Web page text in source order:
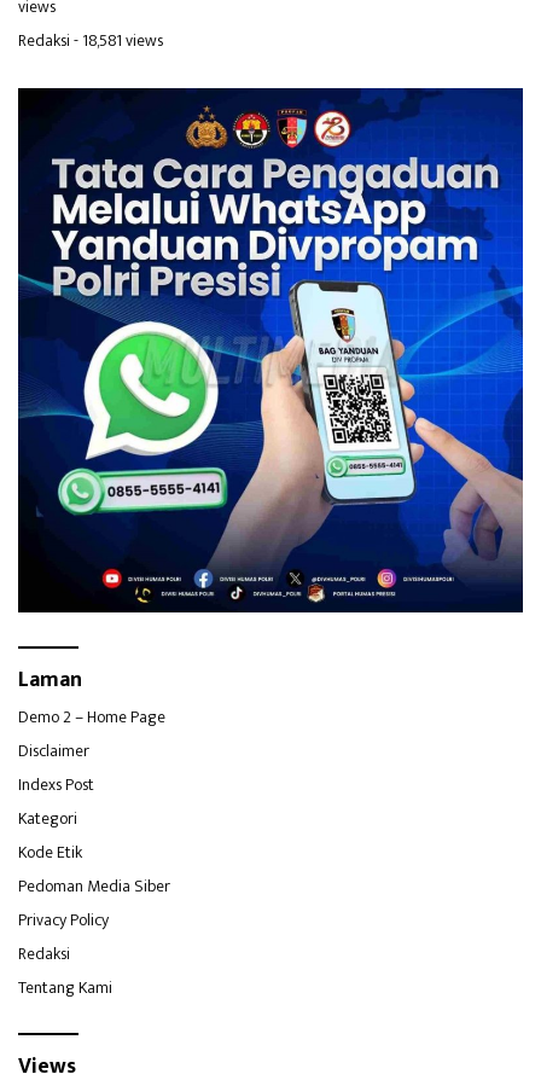
views
Redaksi- 18,581 views
Laman
Demo 2 – Home Page
Disclaimer
Indexs Post
Kategori
Kode Etik
Pedoman Media Siber
Privacy Policy
Redaksi
Tentang Kami
Views